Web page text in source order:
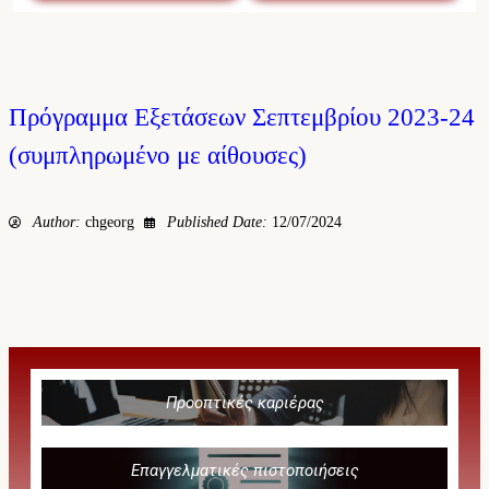
Πρόγραμμα Εξετάσεων Σεπτεμβρίου 2023-24
(συμπληρωμένο με αίθουσες)
Author: chgeorg Published Date: 12/07/2024
Προοπτικές καριέρας
Επαγγελματικές πιστοποιήσεις